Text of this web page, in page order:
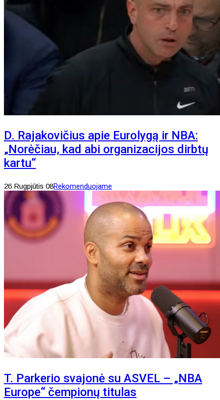
D. Rajakovičius apie Eurolygą ir NBA:
„Norėčiau, kad abi organizacijos dirbtų
kartu“
26 Rugpjūtis 08Rekomenduojame
T. Parkerio svajonė su ASVEL – „NBA
Europe“ čempionų titulas